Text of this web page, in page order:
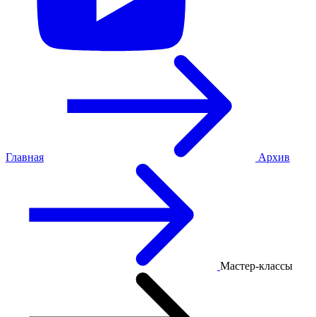
Главная Архив
Мастер-классы